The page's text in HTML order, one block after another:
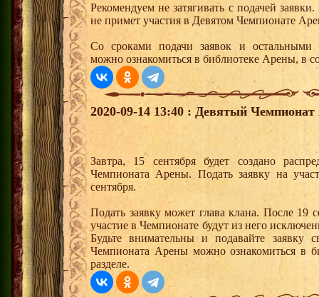
Рекомендуем не затягивать с подачей
не примет участия в Девятом Чемпионате
Со сроками подачи заявок и остальными
можно ознакомиться в библиотеке Арены, в
2020-09-14 13:40 : Девятый
Завтра, 15 сентября будет создано
Чемпионата Арены. Подать заявку на
сентября.
Подать заявку может глава клана. После 19
участие в Чемпионате будут из него
Будьте внимательны и подавайте заявку
Чемпионата Арены можно ознакомиться в
разделе.